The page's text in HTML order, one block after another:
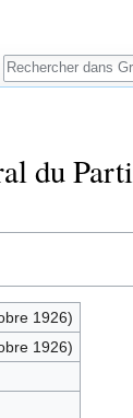
du
1926)
1926)
Rechercher